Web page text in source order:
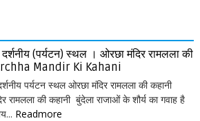
(पर्यटन) स्थल । ओरछा मंदिर रामलला की
Mandir Ki Kahani
पर्यटन स्थल ओरछा मंदिर रामलला की कहानी
रामलला की कहानी बुंदेला राजाओं के शौर्य का गवाह है
Readmore